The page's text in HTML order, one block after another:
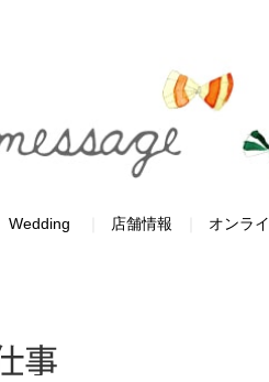
Wedding 店舗情報 オンラ